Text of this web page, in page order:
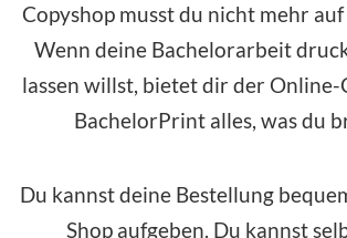
Copyshop musst du nicht mehr
Wenn deine Bachelorarbeit
lassen willst, bietet dir der Online-
BachelorPrint alles, was du
Du kannst deine Bestellung
Shop aufgeben. Du kannst